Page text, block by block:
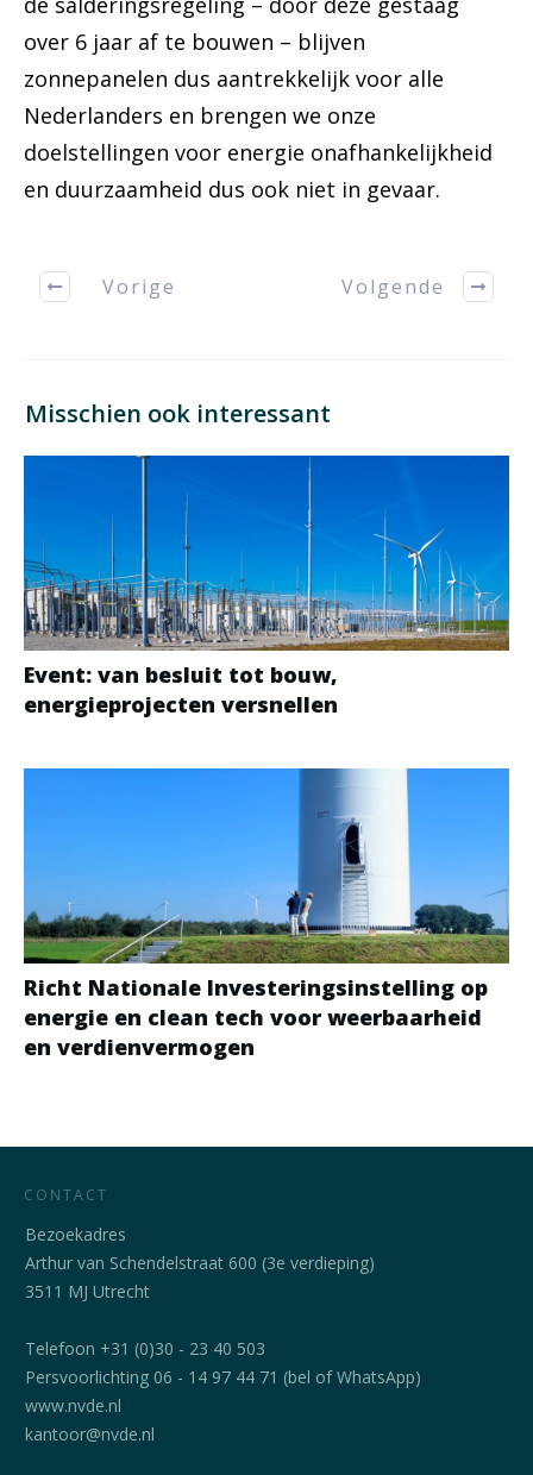
over 6 jaar af te bouwen – blijven
zonnepanelen dus aantrekkelijk voor alle
Nederlanders en brengen we onze
doelstellingen voor energie onafhankelijkheid
en duurzaamheid dus ook niet in gevaar.
Vorige Volgende
Misschien ook interessant
Event: van besluit tot bouw,
energieprojecten versnellen
Richt Nationale Investeringsinstelling op
energie en clean tech voor weerbaarheid
en verdienvermogen
CONTACT
Bezoekadres
Arthur van Schendelstraat 600 (3e verdieping)
3511 MJ Utrecht
Telefoon +31 (0)30 - 23 40 503
Persvoorlichting 06 - 14 97 44 71 (bel of WhatsApp)
www.nvde.nl
kantoor@nvde.nl